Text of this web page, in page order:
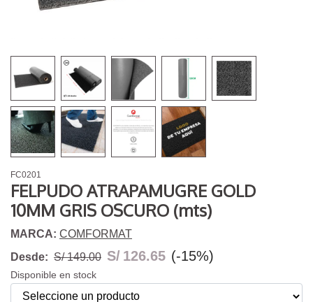
FC0201
FELPUDO ATRAPAMUGRE GOLD
10MM GRIS OSCURO (mts)
MARCA: COMFORMAT
Desde: S/ 149.00 S/ 126.65 (-15%)
Disponible en stock